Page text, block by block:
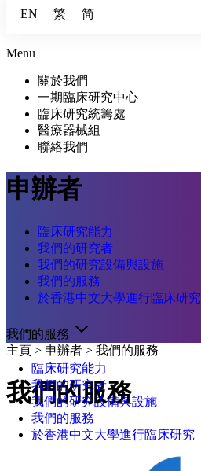
EN 繁 简
Menu
關於我們
一期臨床研究中心
臨床研究統籌處
醫療器械組
聯絡我們
申辦者
臨床研究能力
我們的研究者
我們的研究設備與設施
我們的服務
於香港中文大學進行臨床研究
我們的服務
臨床研究能力
我們的研究者
我們的研究設備與設施
我們的服務
於香港中文大學進行臨床研究
主頁 > 申辦者 > 我們的服務
我們的服務